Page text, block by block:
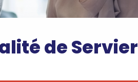
de Servier